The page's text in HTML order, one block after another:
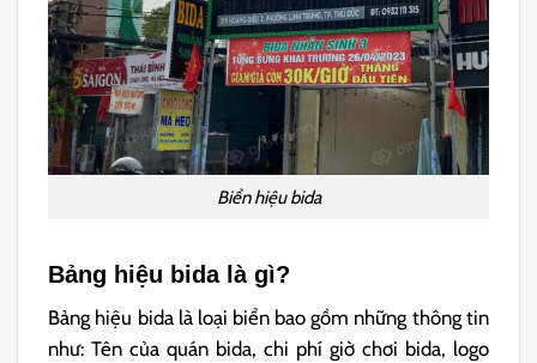
Biển hiệu bida
Bảng hiệu bida là gì?
Bảng hiệu bida là loại biển bao gồm những thông tin
như: Tên của quán bida, chi phí giờ chơi bida, logo